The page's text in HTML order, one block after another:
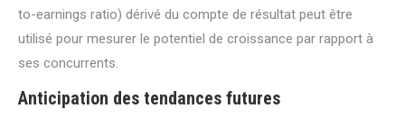
to-earnings ratio) dérivé du compte de résultat peut être
utilisé pour mesurer le potentiel de croissance par rapport à
ses concurrents.
Anticipation des tendances futures